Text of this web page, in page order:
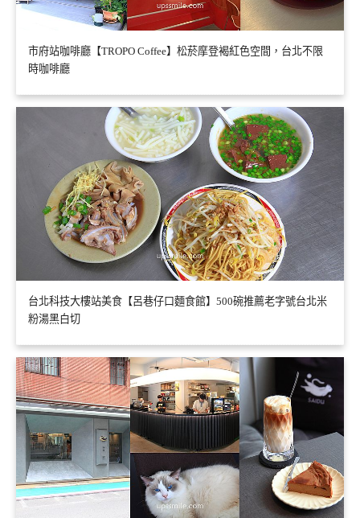
市府站咖啡廳【TROPO Coffee】松菸摩登褐紅色空間，台北不限
時咖啡廳
台北科技大樓站美食【呂巷仔口麵食館】500碗推薦老字號台北米
粉湯黑白切